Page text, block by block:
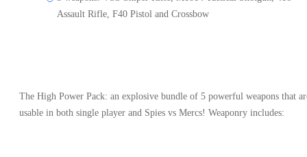
Assault Rifle, F40 Pistol and Crossbow
The High Power Pack: an explosive bundle of 5 powerful weapons that
usable in both single player and Spies vs Mercs! Weaponry includes: